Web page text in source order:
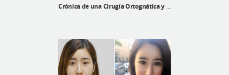
Crónica de una Cirugía Ortognática y contorno facial de Naoko